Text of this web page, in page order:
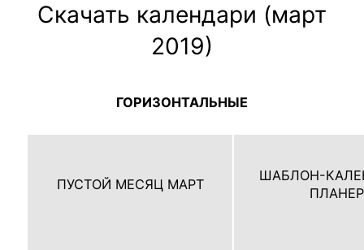
Скачать календари (март
2019)
ГОРИЗОНТАЛЬНЫЕ
ПУСТОЙ МЕСЯЦ МАРТ
ШАБЛОН-
ПЛАНЕР